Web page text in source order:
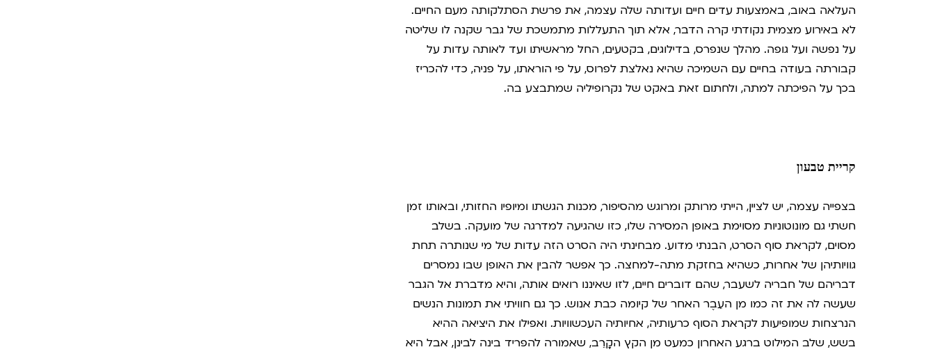
העלאה באוב, באמצעות עדים חיים ועדותה שלה עצמה, את פרשת הסתלקותה מעם החיים.
לא באירוע מצמית נקודתי קרה הדבר, אלא תוך התעללות מתמשכת של גבר שקנה לו שליטה
על נפשה ועל גופה. מהלך שנפרס, בדילוגים, בקטעים, החל מראשיתו ועד לאותה עדות על
קבורתה בעודה בחיים עם השמיכה שהיא נאלצת לפרוס, על פי הוראתו, על פניה, כדי להכריז
בכך על הפיכתה למתה, ולחתום זאת באקט של נקרופיליה שמתבצע בה.
קריית טבעון
בצפייה עצמה, יש לציין, הייתי מרותק ומרוגש מהסיפור, מכנות הגשתו ומיופיו החזותי, ובאותו זמן
חשתי גם מונוטוניות מסוימת באופן המסירה שלו, כזו שהגיעה למדרגה של מועקה. בשלב
מסוים, לקראת סוף הסרט, הבנתי מדוע. מבחינתי היה הסרט הזה עדות של מי שנותרה תחת
גוויותיהן של אחרות, כשהיא בחזקת מתה-למחצה. כך אפשר להבין את האופן שבו נמסרים
דבריהם של חבריה לשעבר, שהם דוברים חיים, לזו שאיננו רואים אותה, והיא מדברת אל הגבר
שעשה לה את זה כמו מן העֵבֶר האחר של קיומה כבת אנוש. כך גם חוויתי את תמונות הנשים
הנרצחות שמופיעות לקראת הסוף כרעותיה, אחיותיה העכשוויות. ואפילו את היציאה ההיא
בשש, שלב המילוט ברגע האחרון כמעט מן הקץ הקָרֵב, שאמורה להפריד בינה לבינן, אבל היא